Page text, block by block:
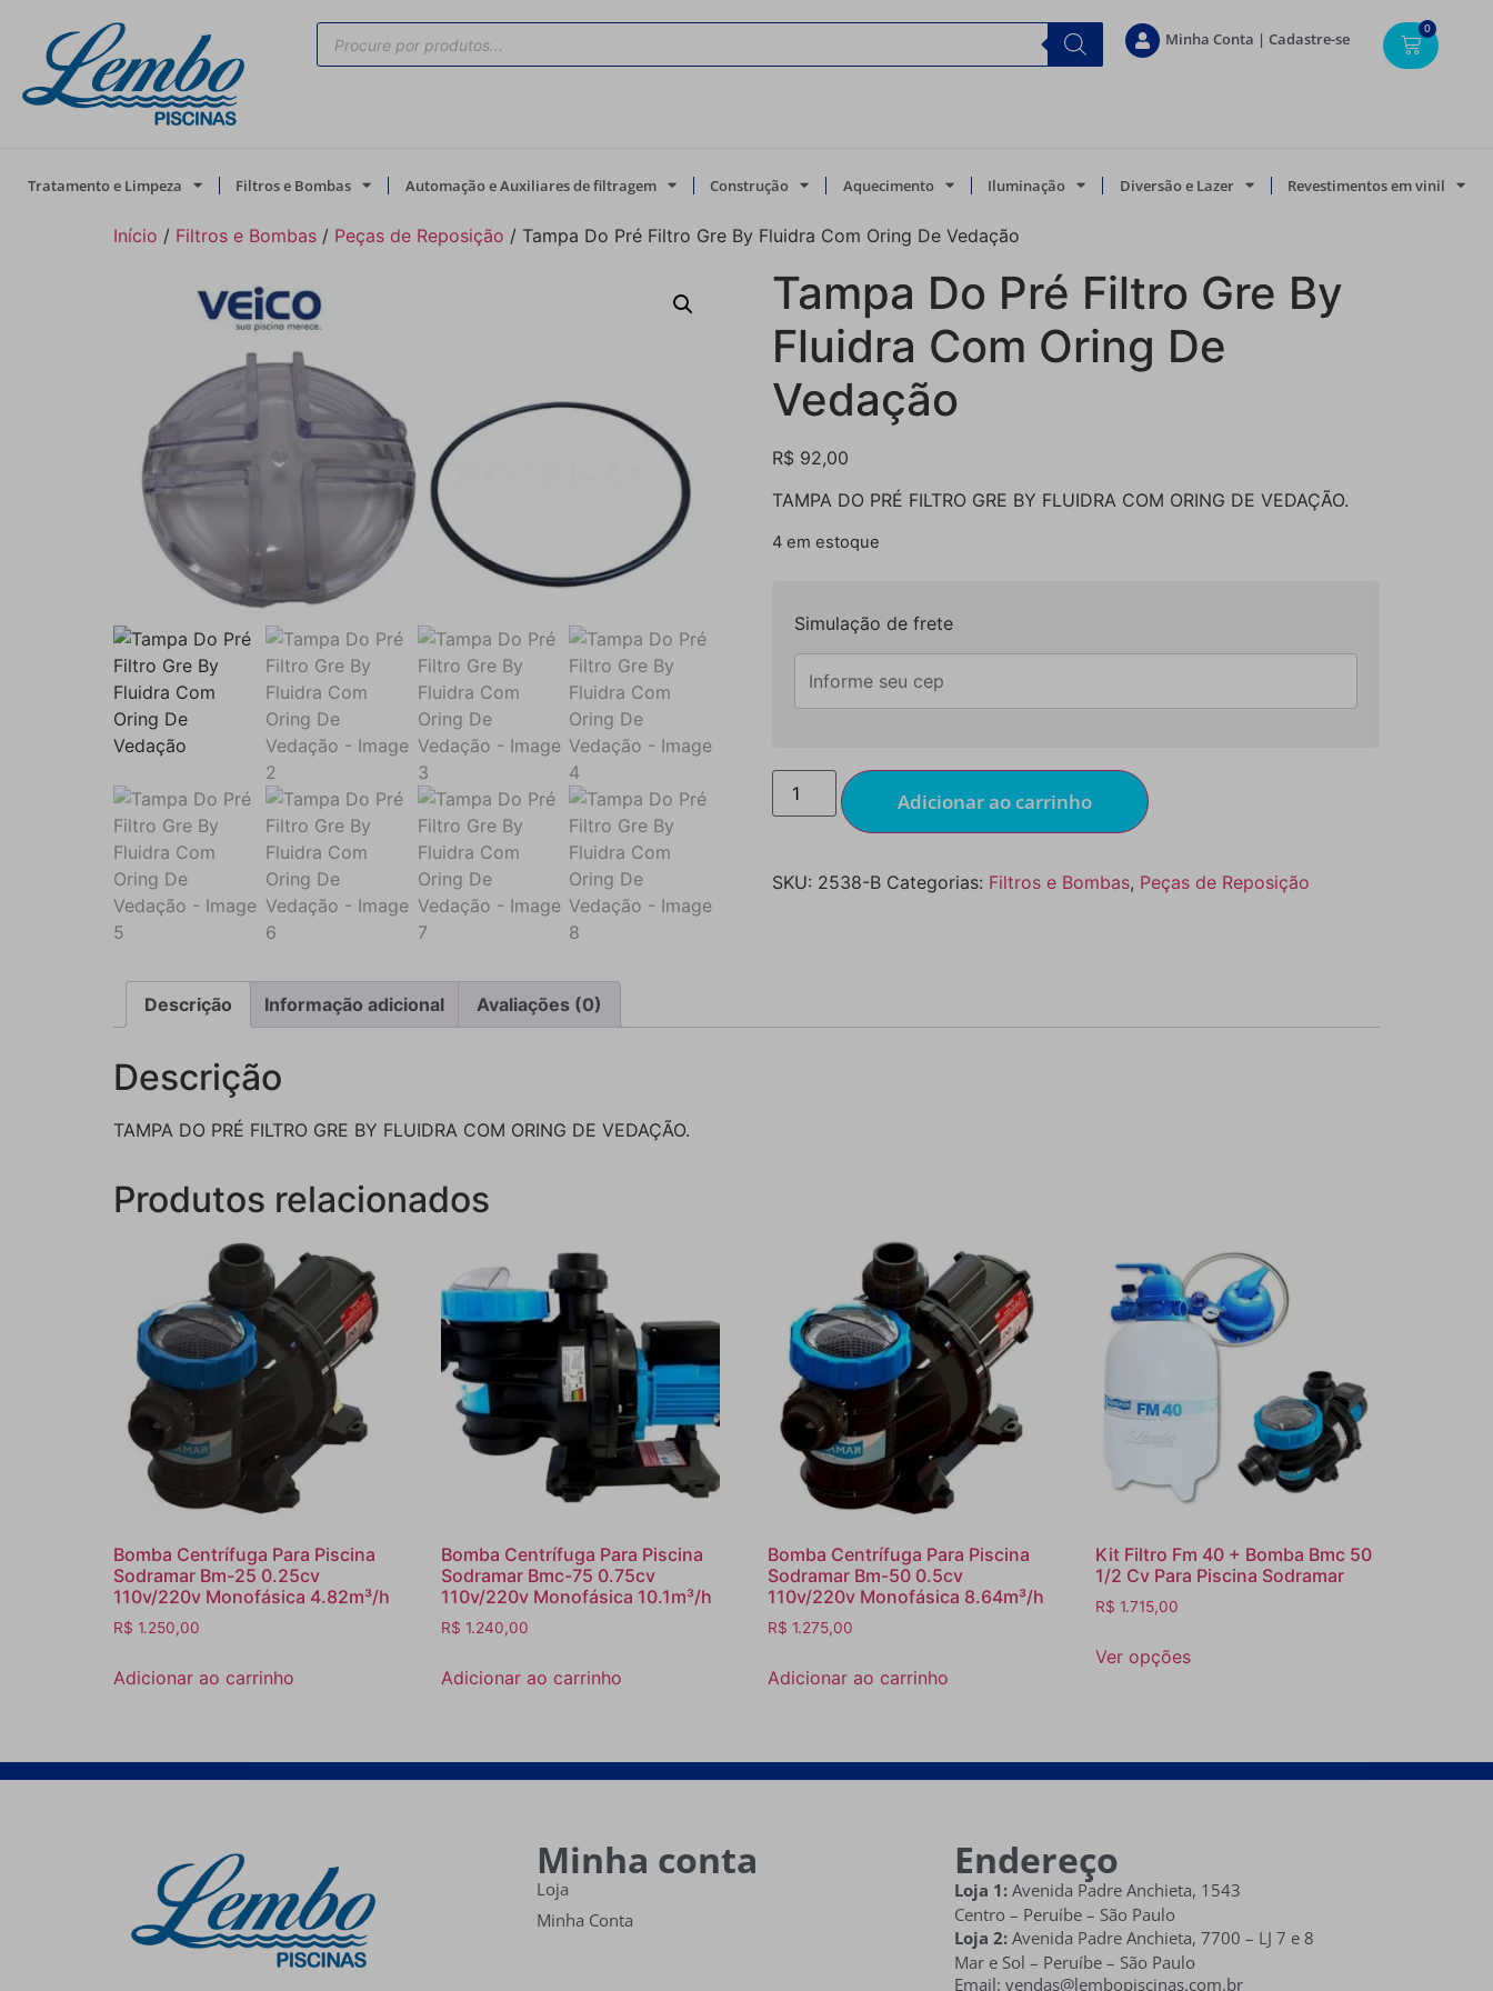
Minha Conta | Cadastre-se
0
Tratamento e Limpeza Filtros e Bombas Automação e Auxiliares de filtragem Construção Aquecimento Iluminação Diversão e Lazer Revestimentos em vinil
Início / Filtros e Bombas / Peças de Reposição / Tampa Do Pré Filtro Gre By Fluidra Com Oring De Vedação
Tampa Do Pré Filtro Gre By
Fluidra Com Oring De
Vedação
R$92,00
TAMPA DO PRÉ FILTRO GRE BY FLUIDRA COM ORING DE VEDAÇÃO.
4 em estoque
Simulação de frete
Adicionar ao carrinho
SKU: 2538-B Categorias: Filtros e Bombas, Peças de Reposição
Descrição Informação adicional Avaliações (0)
Descrição
TAMPA DO PRÉ FILTRO GRE BY FLUIDRA COM ORING DE VEDAÇÃO.
Produtos relacionados
Bomba Centrífuga Para Piscina
Sodramar Bm-25 0.25cv
110v/220v Monofásica 4.82m³/h
R$ 1.250,00
Adicionar ao carrinho
Bomba Centrífuga Para Piscina
Sodramar Bmc-75 0.75cv
110v/220v Monofásica 10.1m³/h
R$ 1.240,00
Adicionar ao carrinho
Bomba Centrífuga Para Piscina
Sodramar Bm-50 0.5cv
110v/220v Monofásica 8.64m³/h
R$ 1.275,00
Adicionar ao carrinho
Kit Filtro Fm 40 + Bomba Bmc 50
1/2 Cv Para Piscina Sodramar
R$ 1.715,00
Ver opções
Minha conta
Loja
Minha Conta
Endereço
Loja 1: Avenida Padre Anchieta, 1543
Centro – Peruíbe – São Paulo
Loja 2: Avenida Padre Anchieta,7700 – LJ 7 e 8
Mar e Sol – Peruíbe – São Paulo
Email: vendas@lembopiscinas.com.br